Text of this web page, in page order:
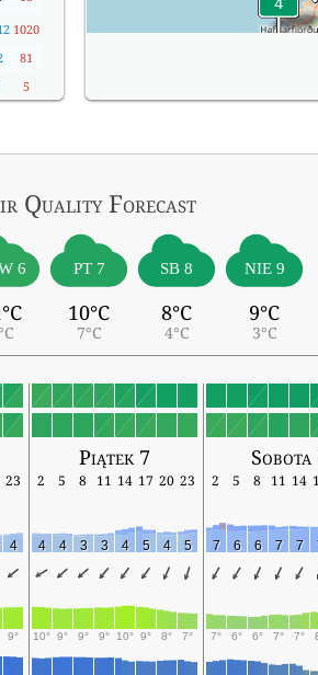
1020
81
5
QualityForecast
6 PT 7
10°C
7°C
SB 8
8°C
4°C
NIE 9
9°C
3°C
Piątek 7 Sobota
23 2 5 8 11 14 17 20 23 2 5 8 11 14
4 4 4 3 3 4 5 4 5 7 6 6 7 7
9° 10° 9° 9° 9° 10° 9° 8° 7° 7° 6° 6° 7° 7°